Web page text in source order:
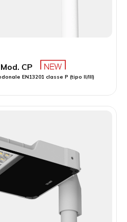
CP
EN13201 classe P (tipo II/III)